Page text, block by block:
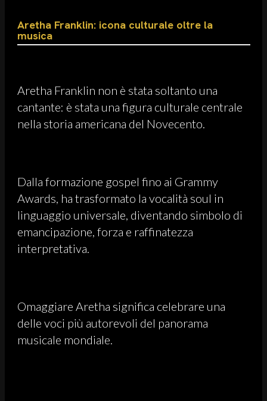
Aretha Franklin: icona culturale oltre la
musica
Aretha Franklin non è stata soltanto una
cantante: è stata una figura culturale centrale
nella storia americana del Novecento.
Dalla formazione gospel fino ai Grammy
Awards, ha trasformato la vocalità soul in
linguaggio universale, diventando simbolo di
emancipazione, forza e raffinatezza
interpretativa.
Omaggiare Aretha significa celebrare una
delle voci più autorevoli del panorama
musicale mondiale.